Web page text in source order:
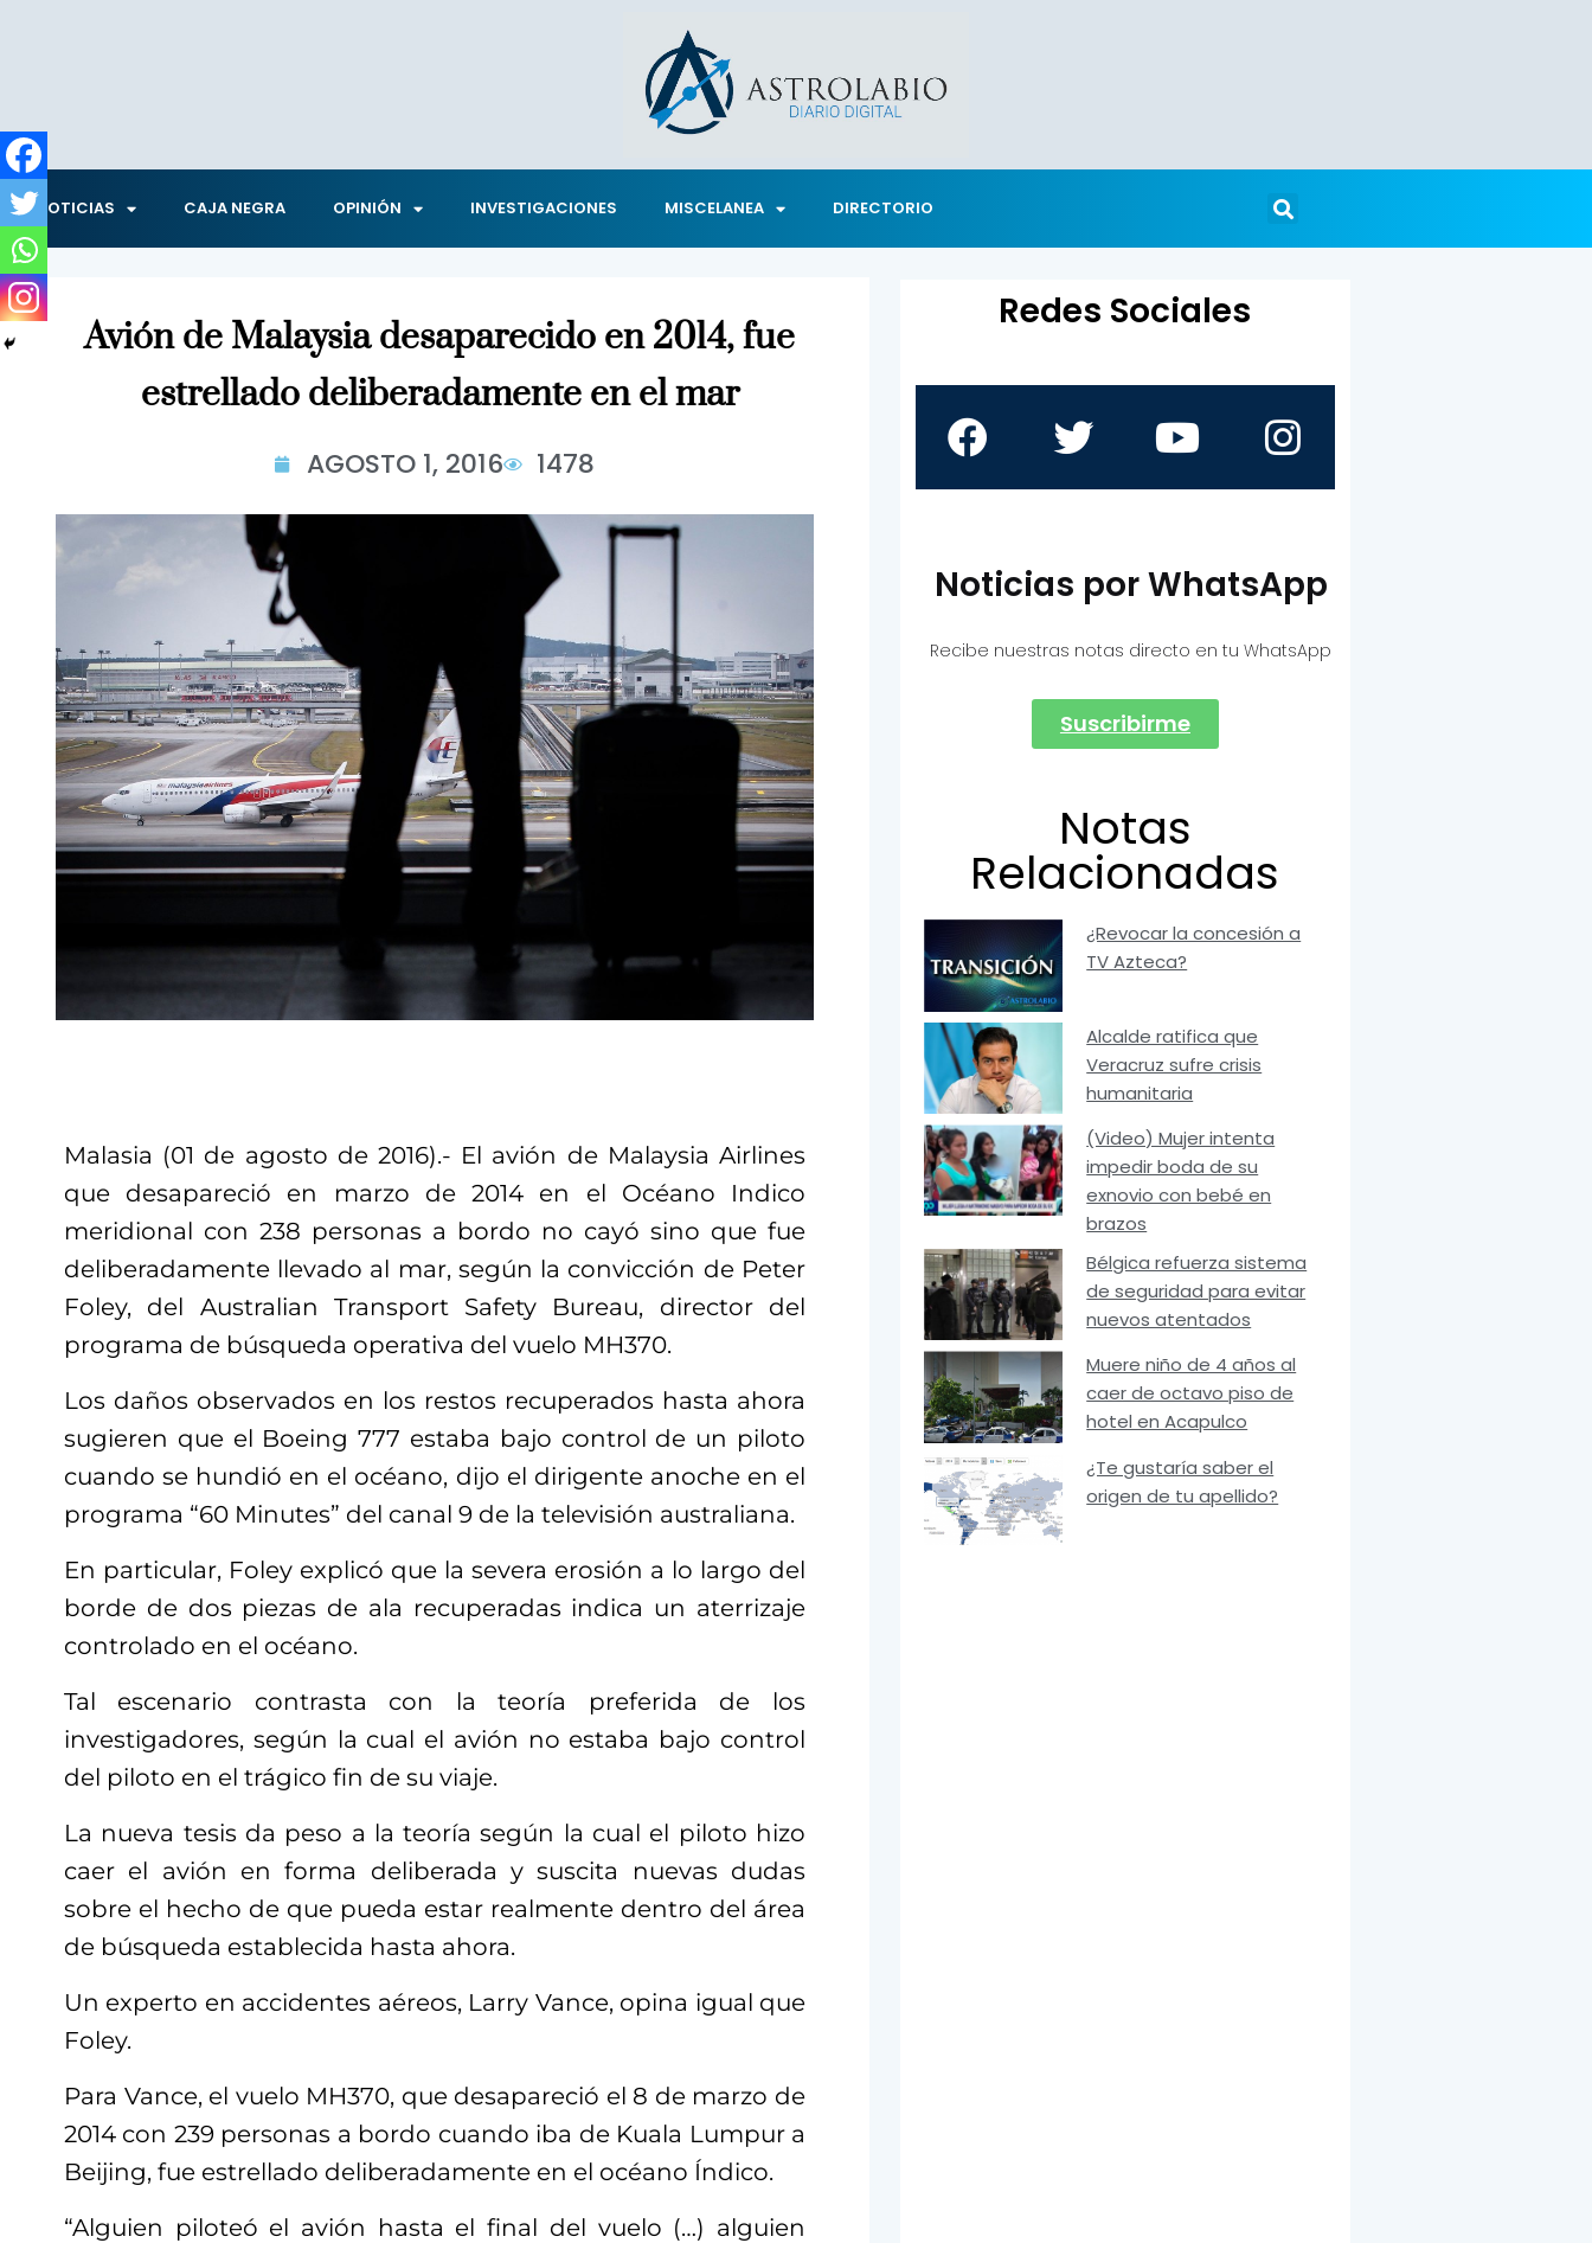
NOTICIAS CAJA NEGRA OPINIÓN INVESTIGACIONES MISCELANEA DIRECTORIO
Avión de Malaysia desaparecido en 2014, fue
estrellado deliberadamente en el mar
AGOSTO 1, 2016 1478
Malasia (01 de agosto de 2016).- El avión de Malaysia Airlines
que desapareció en marzo de 2014 en el Océano Indico
meridional con 238 personas a bordo no cayó sino que fue
deliberadamente llevado al mar, según la convicción de Peter
Foley, del Australian Transport Safety Bureau, director del
programa de búsqueda operativa del vuelo MH370.
Los daños observados en los restos recuperados hasta ahora
sugieren que el Boeing 777 estaba bajo control de un piloto
cuando se hundió en el océano, dijo el dirigente anoche en el
programa “60 Minutes” del canal 9 de la televisión australiana.
En particular, Foley explicó que la severa erosión a lo largo del
borde de dos piezas de ala recuperadas indica un aterrizaje
controlado en el océano.
Tal escenario contrasta con la teoría preferida de los
investigadores, según la cual el avión no estaba bajo control
del piloto en el trágico fin de su viaje.
La nueva tesis da peso a la teoría según la cual el piloto hizo
caer el avión en forma deliberada y suscita nuevas dudas
sobre el hecho de que pueda estar realmente dentro del área
de búsqueda establecida hasta ahora.
Un experto en accidentes aéreos, Larry Vance, opina igual que
Foley.
Para Vance, el vuelo MH370, que desapareció el 8 de marzo de
2014 con 239 personas a bordo cuando iba de Kuala Lumpur a
Beijing, fue estrellado deliberadamente en el océano Índico.
“Alguien piloteó el avión hasta el final del vuelo (…) alguien
Redes Sociales
Noticias por WhatsApp
Recibe nuestras notas directo en tu WhatsApp
Suscribirme
Notas
Relacionadas
¿Revocar la concesión a
TV Azteca?
Alcalde ratifica que
Veracruz sufre crisis
humanitaria
(Video) Mujer intenta
impedir boda de su
exnovio con bebé en
brazos
Bélgica refuerza sistema
de seguridad para evitar
nuevos atentados
Muere niño de 4 años al
caer de octavo piso de
hotel en Acapulco
¿Te gustaría saber el
origen de tu apellido?